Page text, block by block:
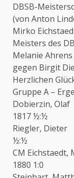
DBSB-
(von Anton
Mirko
Meisters des
Melanie
gegen Birgit
Herzlichen
Gruppe A –
Dobierzin,
1817 ½:½
Riegler,
½:½
CM
1880 1:0